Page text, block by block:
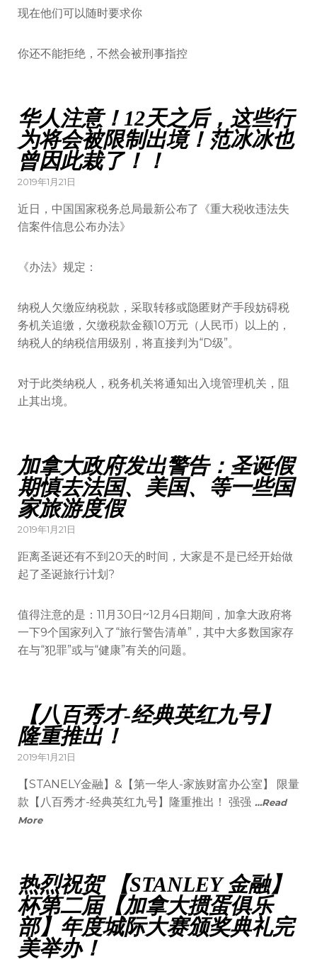
现在他们可以随时要求你
你还不能拒绝，不然会被刑事指控
华人注意！12天之后，这些行
为将会被限制出境！范冰冰也
曾因此栽了！！
2019年1月21日
近日，中国国家税务总局最新公布了《重大税收违法失
信案件信息公布办法》
《办法》规定：
纳税人欠缴应纳税款，采取转移或隐匿财产手段妨碍税
务机关追缴，欠缴税款金额10万元（人民币）以上的，
纳税人的纳税信用级别，将直接判为“D级”。
对于此类纳税人，税务机关将通知出入境管理机关，阻
止其出境。
加拿大政府发出警告：圣诞假
期慎去法国、美国、等一些国
家旅游度假
2019年1月21日
距离圣诞还有不到20天的时间，大家是不是已经开始做
起了圣诞旅行计划?
值得注意的是：11月30日~12月4日期间，加拿大政府将
一下9个国家列入了“旅行警告清单”，其中大多数国家存
在与“犯罪”或与“健康”有关的问题。
【八百秀才-经典英红九号】
隆重推出！
2019年1月21日
【STANELY金融】&【第一华人-家族财富办公室】 限量
款【八百秀才-经典英红九号】隆重推出！ 强强 …Read
More
热烈祝贺 【STANLEY 金融】
杯第二届【加拿大掼蛋俱乐
部】年度城际大赛颁奖典礼完
美举办！